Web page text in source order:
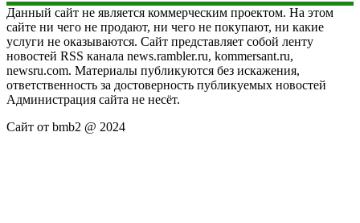
Данный сайт не является коммерческим проектом. На этом
сайте ни чего не продают, ни чего не покупают, ни какие
услуги не оказываются. Сайт представляет собой ленту
новостей RSS канала news.rambler.ru, kommersant.ru,
newsru.com. Материалы публикуются без искажения,
ответственность за достоверность публикуемых новостей
Администрация сайта не несёт.
Сайт от bmb2 @ 2024